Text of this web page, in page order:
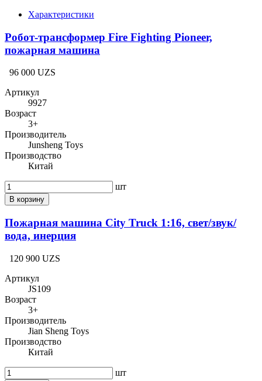
Характеристики
Робот-трансформер Fire Fighting Pioneer,
пожарная машина
96 000 UZS
Артикул
9927
Возраст
3+
Производитель
Junsheng Toys
Производство
Китай
шт
В корзину
Пожарная машина City Truck 1:16, свет/звук/
вода, инерция
120 900 UZS
Артикул
JS109
Возраст
3+
Производитель
Jian Sheng Toys
Производство
Китай
шт